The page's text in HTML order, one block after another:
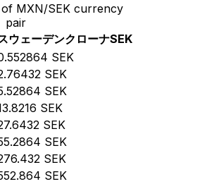
MXN/SEK currency
pair
ウェーデンクローナSEK
SEK
SEK
SEK
SEK
SEK
SEK
SEK
SEK